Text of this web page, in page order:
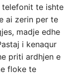
telefonit te ishte
ai zerin per te
madje edhe
i kenaqur
priti ardhjen e
floke te